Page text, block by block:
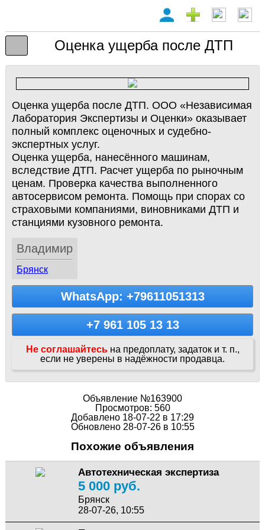
Оценка ущерба после ДТП
Оценка ущерба после ДТП. ООО «Независимая
Лаборатория Экспертизы и Оценки» оказывает
полный комплекс оценочных и судебно-
экспертных услуг.
Оценка ущерба, нанесённого машинам,
вследствие ДТП. Расчет ущерба по рыночным
ценам. Проверка качества выполненного
автосервисом ремонта. Помощь при спорах со
страховыми компаниями, виновниками ДТП и
станциями кузовного ремонта.
Владимир
Брянск
WhatsApp: +79611051313
+7 961 105 13 13
Не соглашайтесь на предоплату, задаток и т. п.,
если не уверены в надёжности продавца.
Объявление №163900
Просмотров: 560
Добавлено 18-07-22 в 17:29
Обновлено 28-07-26 в 10:55
Похожие объявления
Автотехническая экспертиза
5 000 руб.
Брянск
28-07-26, 10:55